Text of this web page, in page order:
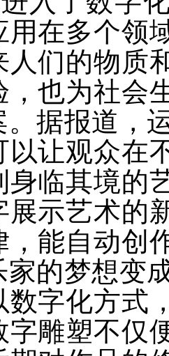
用在多个领
人们的物质
，也为社会
。据报道，
以让观众在
身临其境的
展示艺术的
，能自动创
家的梦想变
数字化方式
字雕塑不仅